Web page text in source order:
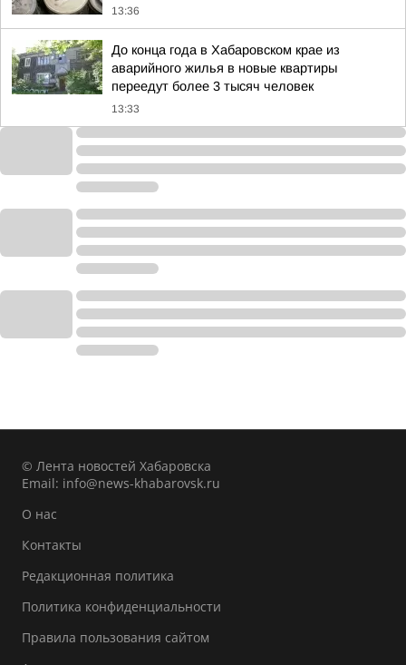
13:36
До конца года в Хабаровском крае из
аварийного жилья в новые квартиры
переедут более 3 тысяч человек
13:33
© Лента новостей Хабаровска
Email: info@news-khabarovsk.ru
О нас
Контакты
Редакционная политика
Политика конфиденциальности
Правила пользования сайтом